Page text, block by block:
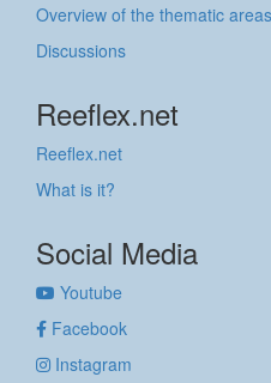
Overview of the thematic areas
Discussions
Reeflex.net
Reeflex.net
What is it?
Social Media
Youtube
Facebook
Instagram